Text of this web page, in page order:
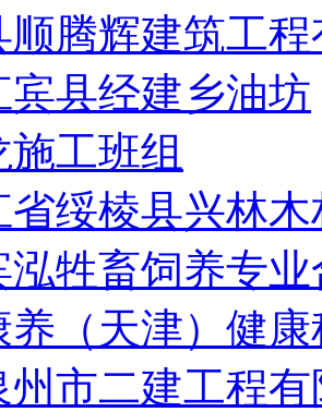
顺腾辉建筑工
宾县经建乡油坊
工班组
省绥棱县兴林
泓牲畜饲养专
养（天津）健
州市二建工程